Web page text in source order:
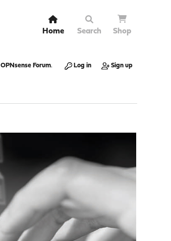
Home Search Shop
OPNsense Forum. Log in Sign up